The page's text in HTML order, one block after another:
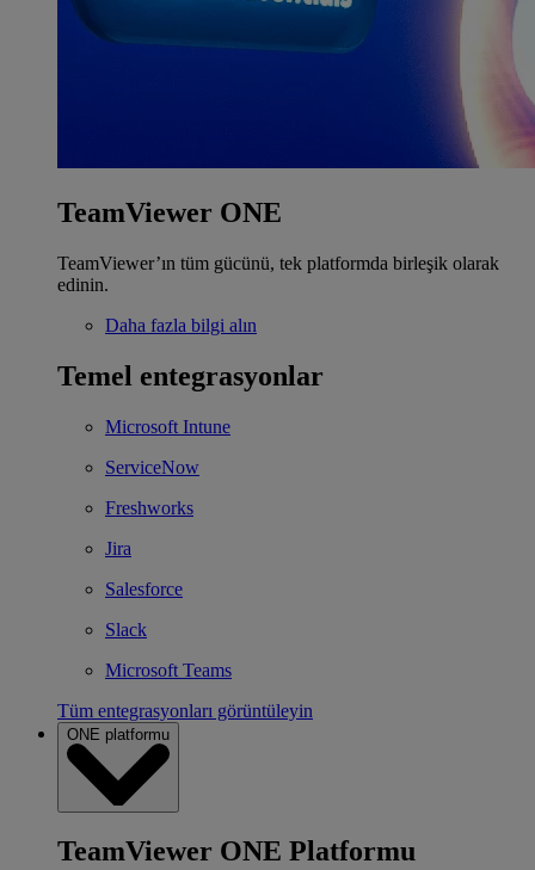
TeamViewer ONE
TeamViewer’ın tüm gücünü, tek platformda birleşik olarak
edinin.
Daha fazla bilgi alın
Temel entegrasyonlar
Microsoft Intune
ServiceNow
Freshworks
Jira
Salesforce
Slack
Microsoft Teams
Tüm entegrasyonları görüntüleyin
ONE platformu
TeamViewer ONE Platformu